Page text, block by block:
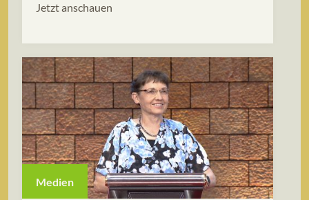
Jetzt anschauen
Medien